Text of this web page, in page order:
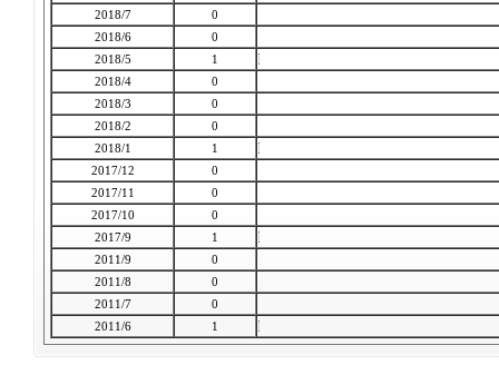
2018/7
0
2018/6
0
2018/5
1
2018/4
0
2018/3
0
2018/2
0
2018/1
1
2017/12
0
2017/11
0
2017/10
0
2017/9
1
2011/9
0
2011/8
0
2011/7
0
2011/6
1